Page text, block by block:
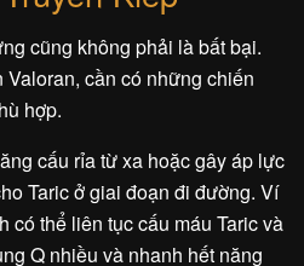
cũng không phải là bất bại.
cần có những chiến
hợp.
cấu rỉa từ xa hoặc gây áp lực
Taric ở giai đoạn đi đường. Ví
có thể liên tục cấu máu Taric và
Q nhiều và nhanh hết năng